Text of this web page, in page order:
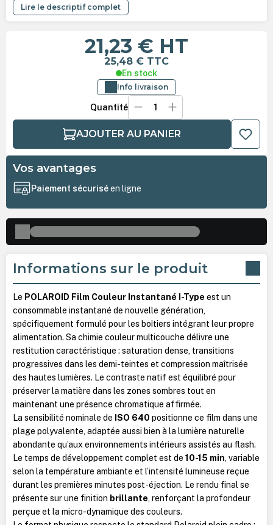
Lire le descriptif complet
21,23 € HT
25,48 € TTC
En stock
Info livraison
Quantité
AJOUTER AU PANIER
Vos avantages
Paiement sécuriséen ligne
Informations sur le produit
Le POLAROID Film Couleur Instantané I-Type est un
consommable instantané de nouvelle génération,
spécifiquement formulé pour les boîtiers intégrant leur propre
alimentation. Sa chimie couleur multicouche délivre une
restitution caractéristique : saturation dense, transitions
progressives dans les demi-teintes et compression maîtrisée
des hautes lumières. Le contraste natif est équilibré pour
préserver la matière dans les zones sombres tout en
maintenant une présence chromatique affirmée.
La sensibilité nominale de ISO 640 positionne ce film dans une
plage polyvalente, adaptée aussi bien à la lumière naturelle
abondante qu’aux environnements intérieurs assistés au flash.
Le temps de développement complet est de 10-15 min, variable
selon la température ambiante et l’intensité lumineuse reçue
durant les premières minutes post-éjection. Le rendu final se
présente sur une finition brillante, renforçant la profondeur
perçue et la micro-dynamique des couleurs.